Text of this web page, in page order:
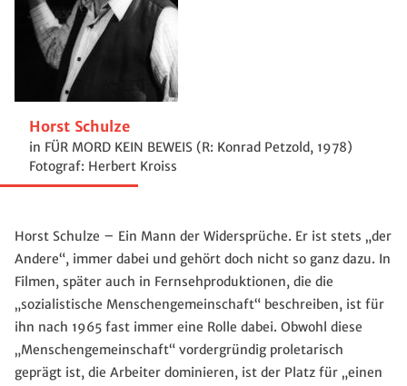
Horst Schulze
in FÜR MORD KEIN BEWEIS (R: Konrad Petzold, 1978)
Fotograf: Herbert Kroiss
Horst Schulze – Ein Mann der Widersprüche. Er ist stets „der
Andere“, immer dabei und gehört doch nicht so ganz dazu. In
Filmen, später auch in Fernsehproduktionen, die die
„sozialistische Menschengemeinschaft“ beschreiben, ist für
ihn nach 1965 fast immer eine Rolle dabei. Obwohl diese
„Menschengemeinschaft“ vordergründig proletarisch
geprägt ist, die Arbeiter dominieren, ist der Platz für „einen